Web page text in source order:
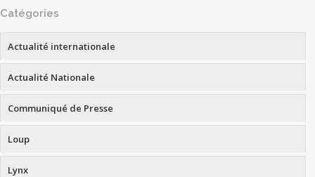
Catégories
Actualité internationale
Actualité Nationale
Communiqué de Presse
Loup
Lynx